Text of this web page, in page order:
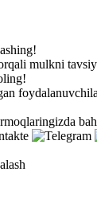
mulkni